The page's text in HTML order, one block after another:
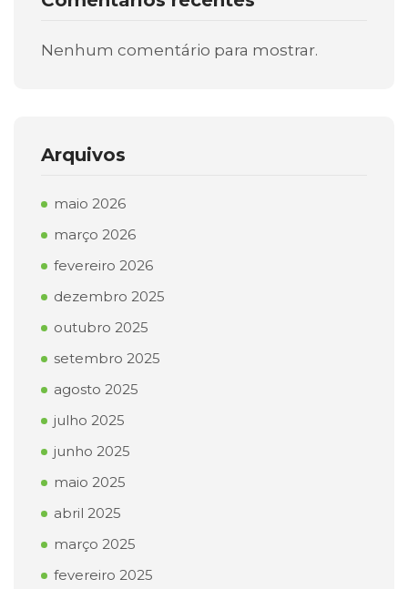
Nenhum comentário para mostrar.
Arquivos
maio 2026
março 2026
fevereiro 2026
dezembro 2025
outubro 2025
setembro 2025
agosto 2025
julho 2025
junho 2025
maio 2025
abril 2025
março 2025
fevereiro 2025